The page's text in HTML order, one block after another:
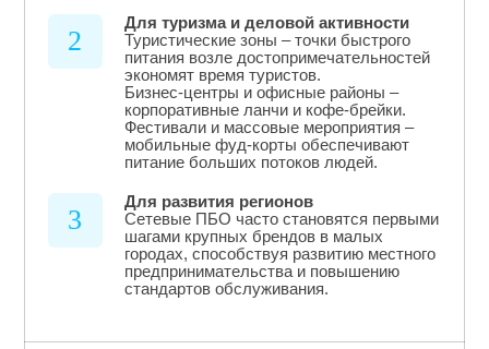
2
Для туризма и деловой активности
Туристические зоны – точки быстрого
питания возле достопримечательностей
экономят время туристов.
Бизнес-центры и офисные районы –
корпоративные ланчи и кофе-брейки.
Фестивали и массовые мероприятия –
мобильные фуд-корты обеспечивают
питание больших потоков людей.
3
Для развития регионов
Сетевые ПБО часто становятся первыми
шагами крупных брендов в малых
городах, способствуя развитию местного
предпринимательства и повышению
стандартов обслуживания.